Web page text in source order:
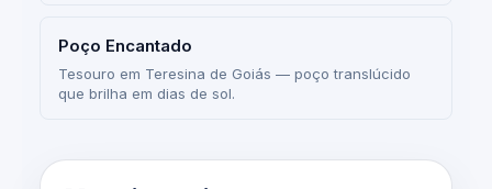
Poço Encantado
Tesouro em Teresina de Goiás — poço translúcido
que brilha em dias de sol.